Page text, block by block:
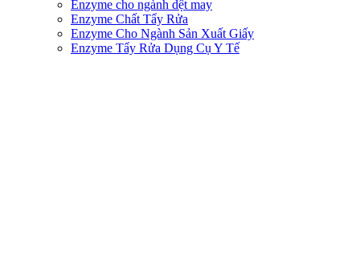
Enzyme cho ngành dệt may
Enzyme Chất Tẩy Rửa
Enzyme Cho Ngành Sản Xuất Giấy
Enzyme Tẩy Rửa Dụng Cụ Y Tế